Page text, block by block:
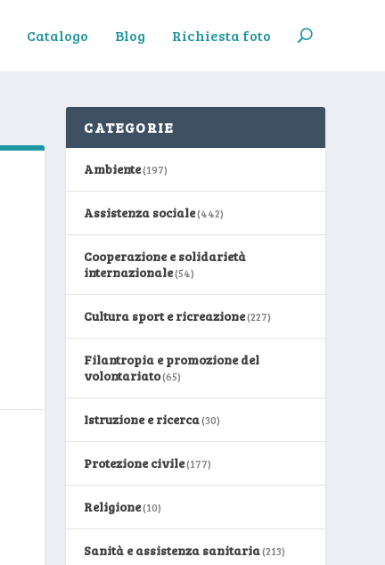
Catalogo Blog Richiesta foto
CATEGORIE
Ambiente(197)
Assistenza sociale(442)
Cooperazione e solidarietà
internazionale(54)
Cultura sport e ricreazione(227)
Filantropia e promozione del
volontariato(65)
Istruzione e ricerca(30)
Protezione civile(177)
Religione(10)
Sanità e assistenza sanitaria(213)